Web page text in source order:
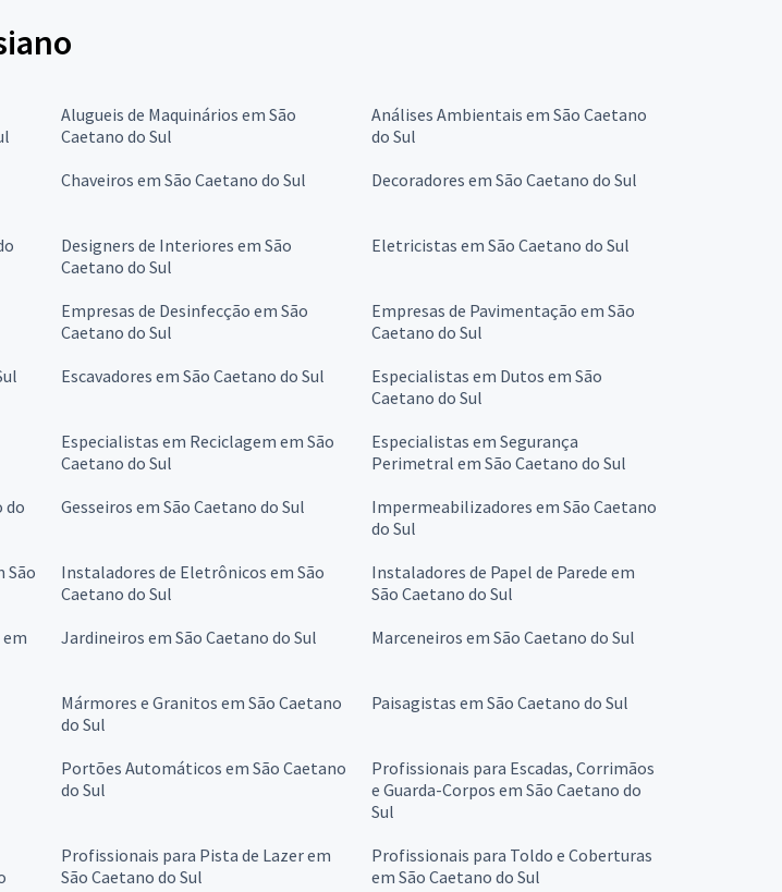
Alugueis de Maquinários em São
Caetano do Sul
Análises Ambientais em São Caetano
do Sul
Chaveiros em São Caetano do Sul Decoradores em São Caetano do Sul
Designers de Interiores em São
Caetano do Sul
Eletricistas em São Caetano do Sul
Empresas de Desinfecção em São
Caetano do Sul
Empresas de Pavimentação em São
Caetano do Sul
Escavadores em São Caetano do Sul
Especialistas em Dutos em São
Caetano do Sul
Especialistas em Reciclagem em São
Caetano do Sul
Especialistas em Segurança
Perimetral em São Caetano do Sul
do
Gesseiros em São Caetano do Sul
Impermeabilizadores em São Caetano
do Sul
São
Instaladores de Eletrônicos em São
Caetano do Sul
Instaladores de Papel de Parede em
São Caetano do Sul
Jardineiros em São Caetano do Sul Marceneiros em São Caetano do Sul
Mármores e Granitos em São Caetano
do Sul
Paisagistas em São Caetano do Sul
Portões Automáticos em São Caetano
do Sul
Profissionais para Escadas, Corrimãos
e Guarda-Corpos em São Caetano do
Sul
Profissionais para Pista de Lazer em
São Caetano do Sul
Profissionais para Toldo e Coberturas
em São Caetano do Sul